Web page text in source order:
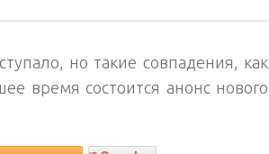
но такие совпадения, как
время состоится анонс нового